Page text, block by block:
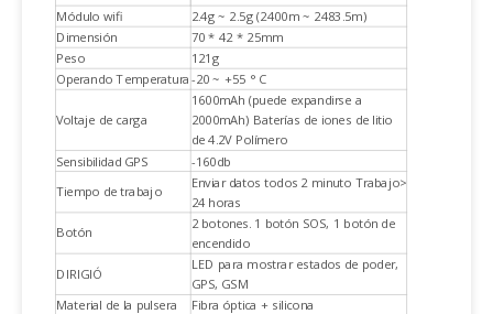
Módulo wifi
2.4g ~ 2.5g (2400m ~ 2483.5m)
Dimensión
70 * 42 * 25mm
Peso
121g
Operando Temperatura-20 ~ +55 ° C
Voltaje de carga
1600mAh (puede expandirse a
2000mAh) Baterías de iones de litio
de 4.2V Polímero
Sensibilidad GPS
-160db
Tiempo de trabajo
Enviar datos todos 2 minuto Trabajo>
24 horas
Botón
2 botones. 1 botón SOS, 1 botón de
encendido
DIRIGIÓ
LED para mostrar estados de poder,
GPS, GSM
Material de la pulsera Fibra óptica + silicona